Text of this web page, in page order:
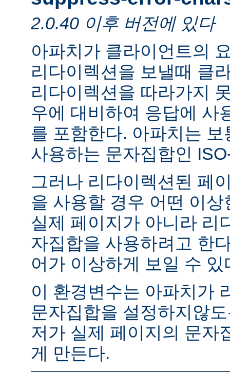
2.0.40 이후 버전에 있다
아파치가 클라이언트의
리다이렉션을 보낼때 클
리다이렉션을 따라가지
우에 대비하여 응답에 사
를 포함한다. 아파치는
사용하는 문자집합인
그러나 리다이렉션된 페
을 사용할 경우 어떤 이
실제 페이지가 아니라 리
자집합을 사용하려고 한
어가 이상하게 보일 수 있
이 환경변수는 아파치가
문자집합을 설정하지않
저가 실제 페이지의 문자
게 만든다.